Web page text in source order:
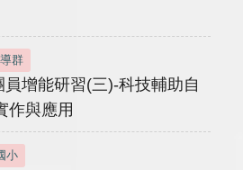
群
增能研習(三)-科技輔助自
作與應用
小